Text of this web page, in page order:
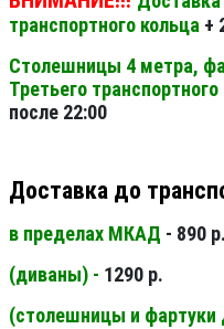
транспортного кольца +
Столешницы 4 метра,
Третьего
после 22:00
Доставка до
в пределах МКАД - 890 р.
(диваны) - 1290 р.
(столешницы и фартуки